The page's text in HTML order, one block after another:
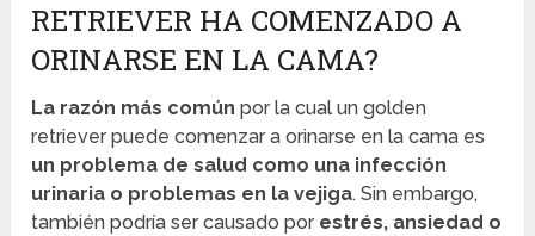
RETRIEVER HA COMENZADO A
ORINARSE EN LA CAMA?
La razón más común por la cual un golden
retriever puede comenzar a orinarse en la cama es
un problema de salud como una infección
urinaria o problemas en la vejiga. Sin embargo,
también podría ser causado por estrés, ansiedad o